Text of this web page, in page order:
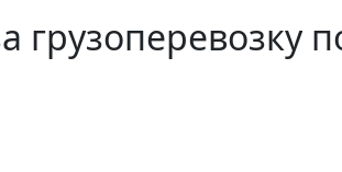
грузоперевозку